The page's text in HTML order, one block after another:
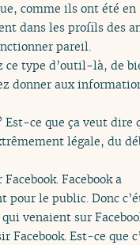
comme ils ont été en
dans les profils des
pareil.
ce type d’outil-là, de
donner aux
ce que ça veut dire
légale, du
Facebook a
pour le public. Donc
venaient sur
Facebook. Est-ce que